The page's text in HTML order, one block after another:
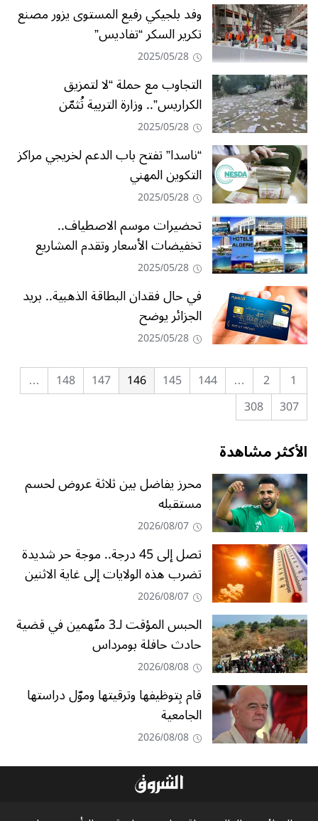
وفد بلجيكي رفيع المستوى يزور مصنع
تكرير السكر “تفاديس”
2025/05/28
التجاوب مع حملة “لا لتمزيق
الكراريس”.. وزارة التربية تُثمّن
2025/05/28
“ناسدا” تفتح باب الدعم لخريجي مراكز
التكوين المهني
2025/05/28
تحضيرات موسم الاصطياف..
تخفيضات الأسعار وتقدم المشاريع
2025/05/28
في حال فقدان البطاقة الذهبية.. بريد
الجزائر يوضح
2025/05/28
1
2
…
144
145
146
147
148
…
307
308
الأكثر مشاهدة
محرز يفاضل بين ثلاثة عروض لحسم
مستقبله
2026/08/07
تصل إلى 45 درجة.. موجة حر شديدة
تضرب هذه الولايات إلى غاية الاثنين
2026/08/07
الحبس المؤقت لـ3 متّهمين في قضية
حادث حافلة بومرداس
2026/08/08
قام بِتوظيفها وترقيتها وموّل دراستها
الجامعية
2026/08/08